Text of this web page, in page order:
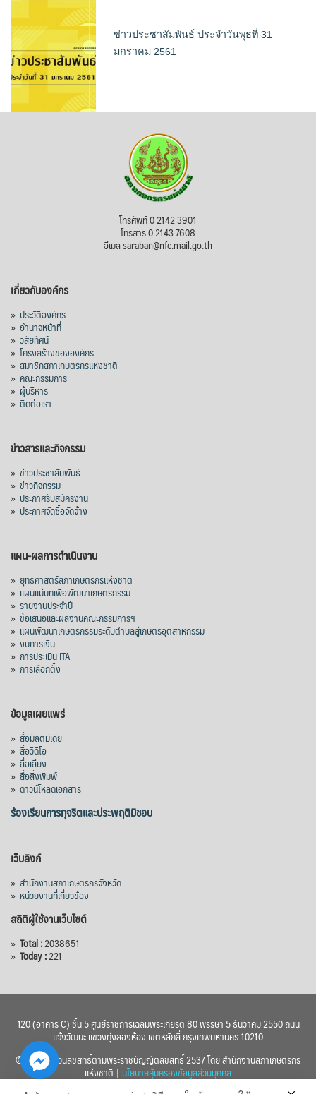
ข่าวประชาสัมพันธ์ ประจำวันพุธที่ 31
มกราคม 2561
โทรศัพท์ 0 2142 3901
โทรสาร 0 2143 7608
อีเมล saraban@nfc.mail.go.th
เกี่ยวกับองค์กร
» ประวัติองค์กร
» อำนาจหน้าที่
» วิสัยทัศน์
» โครงสร้างขององค์กร
» สมาชิกสภาเกษตรกรแห่งชาติ
» คณะกรรมการ
» ผู้บริหาร
» ติดต่อเรา
ข่าวสารและกิจกรรม
» ข่าวประชาสัมพันธ์
» ข่าวกิจกรรม
» ประกาศรับสมัครงาน
» ประกาศจัดซื้อจัดจ้าง
แผน-ผลการดำเนินงาน
» ยุทธศาสตร์สภาเกษตรกรแห่งชาติ
» แผนแม่บทเพื่อพัฒนาเกษตรกรรม
» รายงานประจำปี
» ข้อเสนอและผลงานคณะกรรมการฯ
» แผนพัฒนาเกษตรกรรมระดับตำบลสู่เกษตรอุตสาหกรรม
» งบการเงิน
» การประเมิน ITA
» การเลือกตั้ง
ข้อมูลเผยแพร่
» สื่อมัลติมีเดีย
» สื่อวิดีโอ
» สื่อเสียง
» สื่อสิ่งพิมพ์
» ดาวน์โหลดเอกสาร
ร้องเรียนการทุจริตและประพฤติมิชอบ
เว็บลิงก์
» สำนักงานสภาเกษตรกรจังหวัด
» หน่วยงานที่เกี่ยวข้อง
สถิติผู้ใช้งานเว็บไซต์
» Total :2038651
» Today :221
120 (อาคาร C) ชั้น 5 ศูนย์ราชการเฉลิมพระเกียรติ 80 พรรษา 5 ธันวาคม 2550 ถนน
แจ้งวัฒนะ แขวงทุ่งสองห้อง เขตหลักสี่ กรุงเทพมหานคร 10210
© 2560 สงวนลิขสิทธิ์ตามพระราชบัญญัติลิขสิทธิ์ 2537 โดย สำนักงานสภาเกษตรกร
แห่งชาติ | นโยบายคุ้มครองข้อมูลส่วนบุคคล